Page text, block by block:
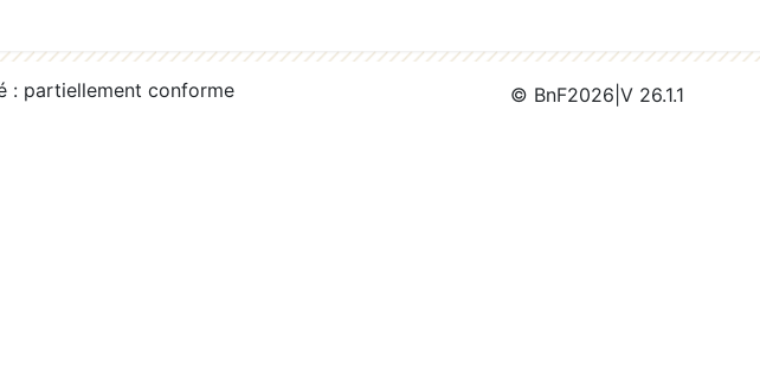
: partiellement conforme © BnF2026 V 26.1.1